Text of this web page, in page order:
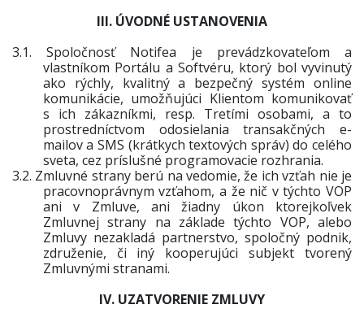
III. ÚVODNÉ USTANOVENIA
3.1.Spoločnosť Notifea je prevádzkovateľom a
vlastníkom Portálu a Softvéru, ktorý bol vyvinutý
ako rýchly, kvalitný a bezpečný systém online
komunikácie, umožňujúci Klientom komunikovať
s ich zákazníkmi, resp. Tretími osobami, a to
prostredníctvom odosielania transakčných e-
mailov a SMS (krátkych textových správ) do celého
sveta, cez príslušné programovacie rozhrania.
3.2. Zmluvné strany berú na vedomie, že ich vzťah nie je
pracovnoprávnym vzťahom, a že nič v týchto VOP
ani v Zmluve, ani žiadny úkon ktorejkoľvek
Zmluvnej strany na základe týchto VOP, alebo
Zmluvy nezakladá partnerstvo, spoločný podnik,
združenie, či iný kooperujúci subjekt tvorený
Zmluvnými stranami.
IV. UZATVORENIE ZMLUVY